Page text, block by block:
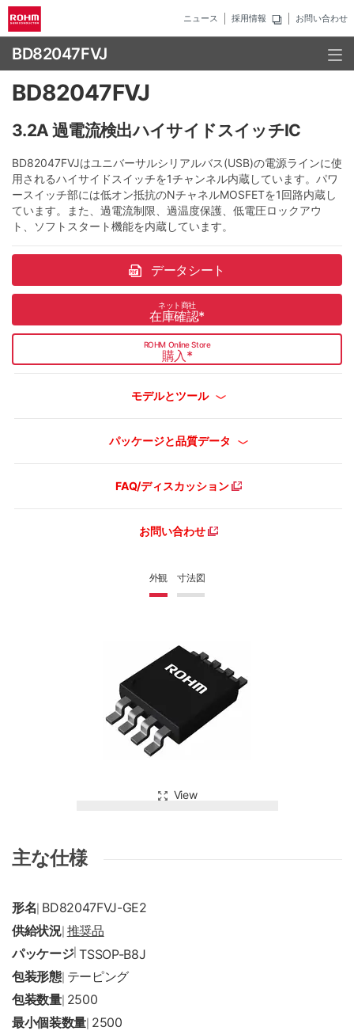
ニュース 採用情報 お問い合わせ
BD82047FVJ
外観 寸法図
View
BD82047FVJ
3.2A 過電流検出ハイサイドスイッチIC
BD82047FVJはユニバーサルシリアルバス(USB)の電源ラインに使
用されるハイサイドスイッチを1チャンネル内蔵しています。パワ
ースイッチ部には低オン抵抗のNチャネルMOSFETを1回路内蔵し
ています。また、過電流制限、過温度保護、低電圧ロックアウ
ト、ソフトスタート機能を内蔵しています。
データシート
ネット商社
在庫確認*
ROHM Online Store
購入*
モデルとツール
パッケージと品質データ
FAQ/ディスカッション
お問い合わせ
主な仕様
形名 BD82047FVJ-GE2
供給状況| 推奨品
パッケージ|TSSOP-B8J
包装形態| テーピング
包装数量| 2500
最小個装数量 2500